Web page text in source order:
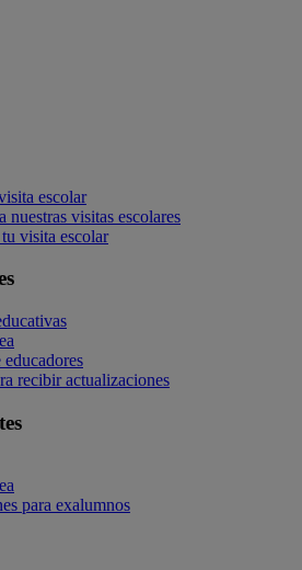
escolar
nuestras visitas escolares
visita escolar
recibir actualizaciones
para exalumnos